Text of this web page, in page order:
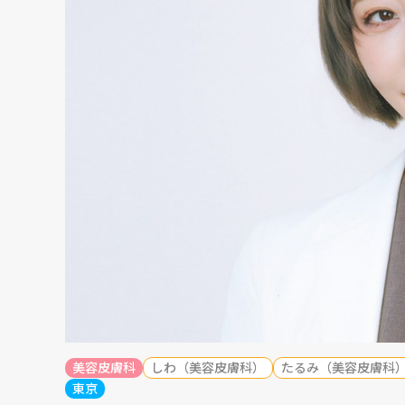
美容皮膚科 しわ（美容皮膚科）
たるみ（美容皮膚科
東京